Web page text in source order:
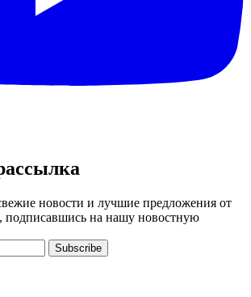
новости и лучшие предложения от
подписавшись на нашу новостную
Subscribe